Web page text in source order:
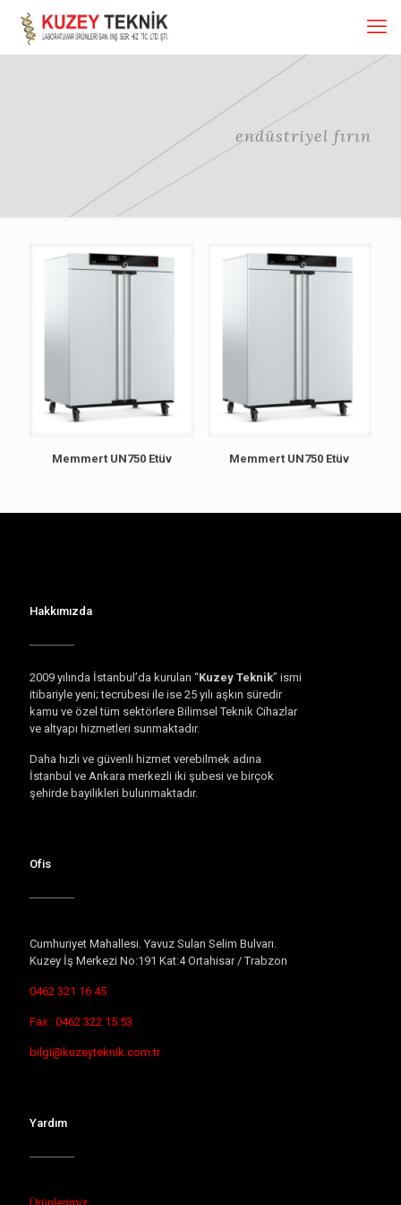
endüstriyel fırın
Memmert UN750 Etüv Memmert UN750 Etüv
Hakkımızda
2009 yılında İstanbul’da kurulan “Kuzey Teknik” ismi
itibariyle yeni; tecrübesi ile ise 25 yılı aşkın süredir
kamu ve özel tüm sektörlere Bilimsel Teknik Cihazlar
ve altyapı hizmetleri sunmaktadır.
Daha hızlı ve güvenli hizmet verebilmek adına
İstanbul ve Ankara merkezli iki şubesi ve birçok
şehirde bayilikleri bulunmaktadır.
Ofis
Cumhuriyet Mahallesi. Yavuz Sulan Selim Bulvarı.
Kuzey İş Merkezi No:191 Kat:4 Ortahisar / Trabzon
0462 321 16 45
Fax : 0462 322 15 53
bilgi@kuzeyteknik.com.tr
Yardım